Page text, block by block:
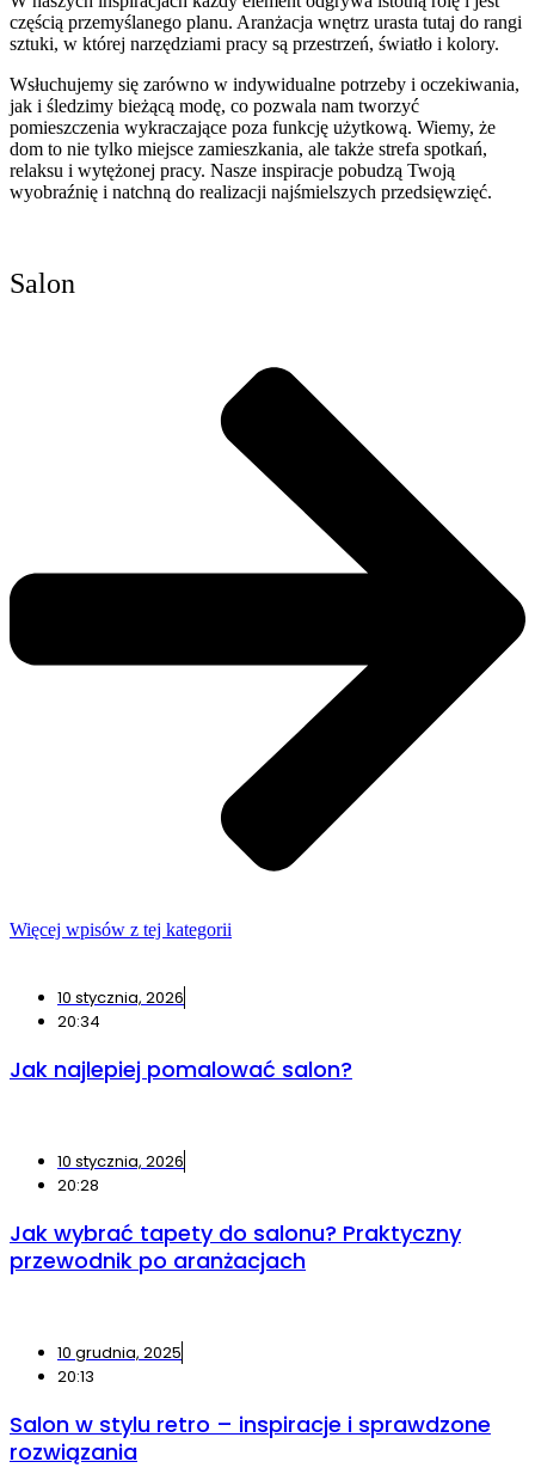
częścią przemyślanego planu. Aranżacja wnętrz urasta tutaj do rangi
sztuki, w której narzędziami pracy są przestrzeń, światło i kolory.
Wsłuchujemy się zarówno w indywidualne potrzeby i oczekiwania,
jak i śledzimy bieżącą modę, co pozwala nam tworzyć
pomieszczenia wykraczające poza funkcję użytkową. Wiemy, że
dom to nie tylko miejsce zamieszkania, ale także strefa spotkań,
relaksu i wytężonej pracy. Nasze inspiracje pobudzą Twoją
wyobraźnię i natchną do realizacji najśmielszych przedsięwzięć.
Salon
Więcej wpisów z tej kategorii
10 stycznia, 2026
20:34
Jak najlepiej pomalować salon?
10 stycznia, 2026
20:28
Jak wybrać tapety do salonu? Praktyczny
przewodnik po aranżacjach
10 grudnia, 2025
20:13
Salon w stylu retro – inspiracje i sprawdzone
rozwiązania